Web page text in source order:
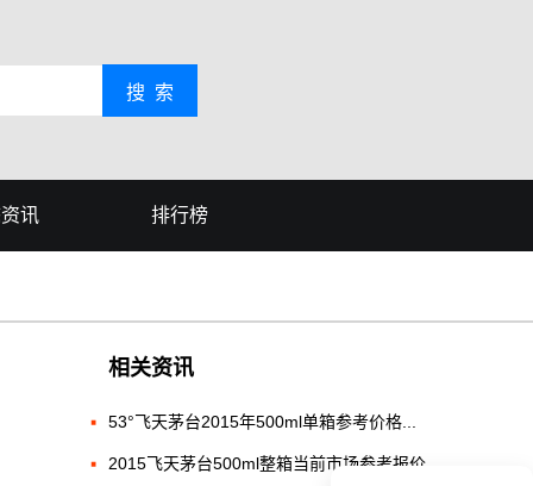
搜 索
讯 排行榜
相关资讯
53°飞天茅台2015年500ml单箱参考价格...
2015飞天茅台500ml整箱当前市场参考报价